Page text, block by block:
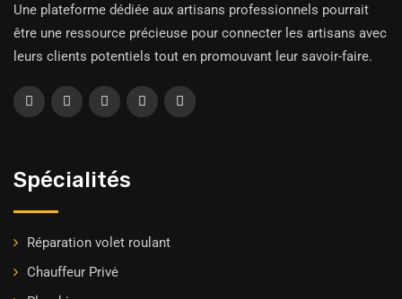
Une plateforme dédiée aux artisans professionnels pourrait
être une ressource précieuse pour connecter les artisans avec
leurs clients potentiels tout en promouvant leur savoir-faire.
Spécialités
Réparation volet roulant
Chauffeur Privė